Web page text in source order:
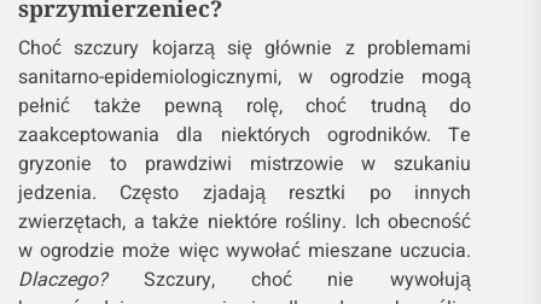
sprzymierzeniec?
Choć szczury kojarzą się głównie z problemami
sanitarno-epidemiologicznymi, w ogrodzie mogą
pełnić także pewną rolę, choć trudną do
zaakceptowania dla niektórych ogrodników. Te
gryzonie to prawdziwi mistrzowie w szukaniu
jedzenia. Często zjadają resztki po innych
zwierzętach, a także niektóre rośliny. Ich obecność
w ogrodzie może więc wywołać mieszane uczucia.
Dlaczego?Szczury, choć nie wywołują